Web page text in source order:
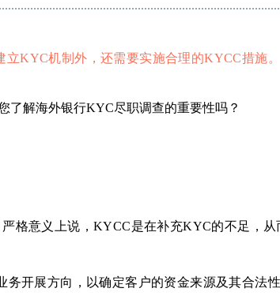
立KYC机制外，还需要实施合理的KYCC措施。
严格意义上说，KYCC是在补充KYC的不足，
开展方向，以确定客户的资金来源及其合法